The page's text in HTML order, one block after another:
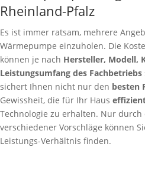
Rheinland-Pfalz
Es ist immer ratsam, mehrere
Wärmepumpe einzuholen. Die
können je nach Hersteller, Modell,
Leistungsumfang des Fachbetriebs
sichert Ihnen nicht nur den besten
Gewissheit, die für Ihr Haus
Technologie zu erhalten. Nur durch
verschiedener Vorschläge können
Leistungs-Verhältnis finden.